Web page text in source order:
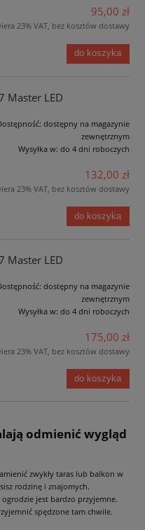
95,00 zł
23% VAT, bez kosztów dostawy
do koszyka
Master LED
dostępny na magazynie
zewnętrznym
Wysyłka w: do 4 dni roboczych
132,00 zł
23% VAT, bez kosztów dostawy
do koszyka
Master LED
dostępny na magazynie
zewnętrznym
Wysyłka w: do 4 dni roboczych
175,00 zł
23% VAT, bez kosztów dostawy
do koszyka
odmienić wygląd
zwykły taras lub balkon w
rodzinę i znajomych.
jest bardzo przyjemne.
spędzone tam chwile.